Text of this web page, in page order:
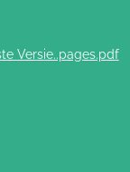
Versie..pages.pdf